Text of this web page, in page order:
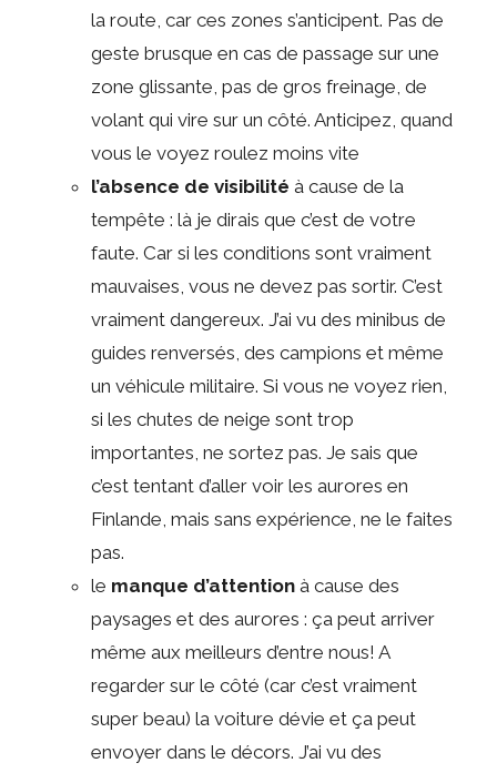
la route, car ces zones s’anticipent. Pas de
geste brusque en cas de passage sur une
zone glissante, pas de gros freinage, de
volant qui vire sur un côté. Anticipez, quand
vous le voyez roulez moins vite
l’absence de visibilité à cause de la
tempête : là je dirais que c’est de votre
faute. Car si les conditions sont vraiment
mauvaises, vous ne devez pas sortir. C’est
vraiment dangereux. J’ai vu des minibus de
guides renversés, des campions et même
un véhicule militaire. Si vous ne voyez rien,
si les chutes de neige sont trop
importantes, ne sortez pas. Je sais que
c’est tentant d’aller voir les aurores en
Finlande, mais sans expérience, ne le faites
pas.
le manque d’attention à cause des
paysages et des aurores : ça peut arriver
même aux meilleurs d’entre nous! A
regarder sur le côté (car c’est vraiment
super beau) la voiture dévie et ça peut
envoyer dans le décors. J’ai vu des